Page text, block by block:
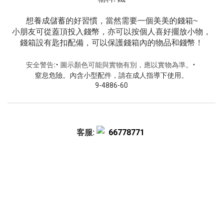
想養成儲蓄的好習慣，當然需要一個美美的錢箱~
小朋友可從蓋頂投入錢幣，亦可以按個人喜好擺放小物，
錢箱設有匙扣配備，可以保護錢箱內的物品和錢幣！
安全警告:• 圖示顏色可能與實物有別，應以實物為準。•
窒息危險。內含小型配件，請在成人指導下使用。
9-4886-60
客服: 66778771